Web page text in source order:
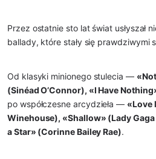
Przez ostatnie sto lat świat usłyszał
ballady, które stały się prawdziwymi
Od klasyki minionego stulecia —
(Sinéad O’Connor), «I Have
po współczesne arcydzieła — «Love
Winehouse), «Shallow» (Lady
a Star» (Corinne Bailey Rae).